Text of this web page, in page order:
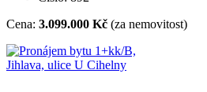
Cena: 3.099.000 Kč (za nemovitost)